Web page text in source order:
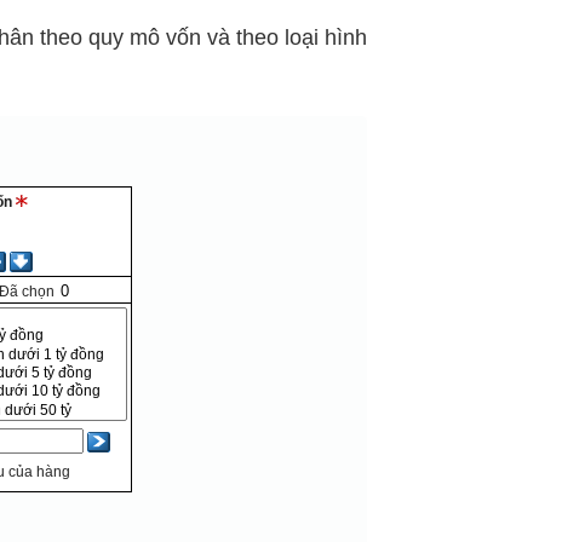
theo quy mô vốn và theo loại hình
Đã chọn
của hàng